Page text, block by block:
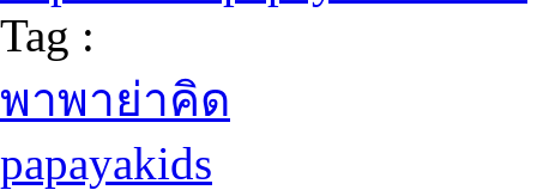
Tag :
พาพาย่าคิด
papayakids